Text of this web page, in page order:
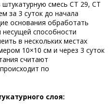
смесь CT 29, CT
за 3 суток до начала
основания обработать
несущей способности
в нескольких местах
10×10 см и через 3 суток
считают
по
слоя: